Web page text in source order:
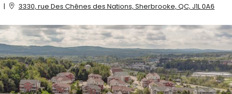
| 3330, rue Des Chênes des Nations, Sherbrooke, QC, J1L 0A6